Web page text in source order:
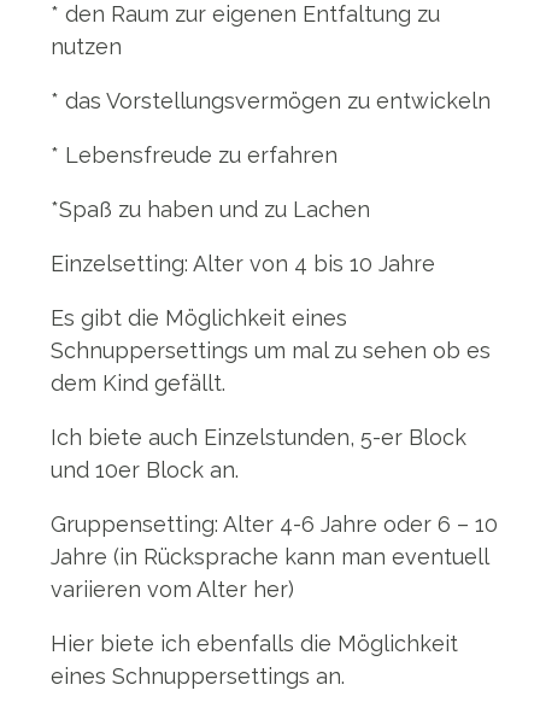
* den Raum zur eigenen Entfaltung zu
nutzen
* das Vorstellungsvermögen zu entwickeln
* Lebensfreude zu erfahren
*Spaß zu haben und zu Lachen
Einzelsetting: Alter von 4 bis 10 Jahre
Es gibt die Möglichkeit eines
Schnuppersettings um mal zu sehen ob es
dem Kind gefällt.
Ich biete auch Einzelstunden, 5-er Block
und 10er Block an.
Gruppensetting: Alter 4-6 Jahre oder 6 – 10
Jahre (in Rücksprache kann man eventuell
variieren vom Alter her)
Hier biete ich ebenfalls die Möglichkeit
eines Schnuppersettings an.